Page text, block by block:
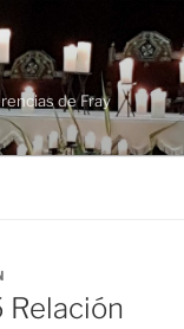
de Fray
Relación